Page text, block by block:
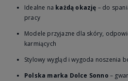
Idealne na każdą okazję – do
pracy
Modele przyjazne dla skóry,
karmiących
Stylowy wygląd i wygoda noszenia
Polska marka Dolce Sonno –